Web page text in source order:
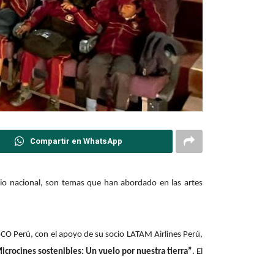
Compartir en WhatsApp
nacional, son temas que han abordado en las artes
Perú, con el apoyo de su socio LATAM Airlines Perú,
sostenibles: Un vuelo por nuestra tierra”. El